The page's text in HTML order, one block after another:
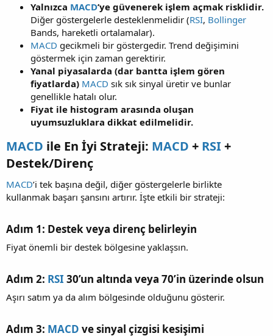
Yalnızca MACD’ye güvenerek işlem açmak risklidir.
Diğer göstergelerle desteklenmelidir (RSI, Bollinger
Bands, hareketli ortalamalar).
MACD gecikmeli bir göstergedir. Trend değişimini
göstermek için zaman gerektirir.
Yanal piyasalarda (dar bantta işlem gören
fiyatlarda) MACD sık sık sinyal üretir ve bunlar
genellikle hatalı olur.
Fiyat ile histogram arasında oluşan
uyumsuzluklara dikkat edilmelidir.
MACD ile En İyi Strateji: MACD + RSI+
Destek/Direnç​
MACD’i tek başına değil, diğer göstergelerle birlikte
kullanmak başarı şansını artırır. İşte etkili bir strateji:
Adım 1: Destek veya direnç belirleyin​
Fiyat önemli bir destek bölgesine yaklaşsın.
Adım 2: RSI 30’un altında veya 70’in üzerinde olsun​
Aşırı satım ya da alım bölgesinde olduğunu gösterir.
Adım 3: MACD ve sinyal çizgisi kesişimi​